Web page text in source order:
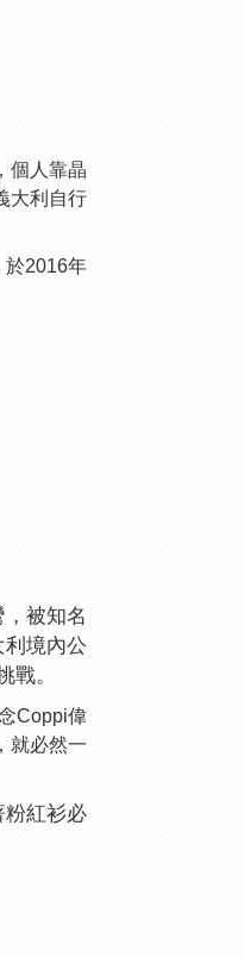
個人靠晶
大利自行
於2016年
被知名
境內公
戰。
Coppi偉
就必然一
粉紅衫必